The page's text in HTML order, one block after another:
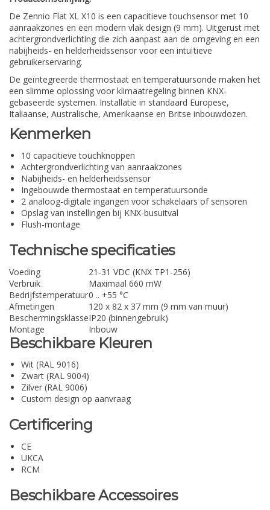
De Zennio Flat XL X10 is een capacitieve touchsensor met 10
aanraakzones en een modern vlak design (9 mm). Uitgerust met
achtergrondverlichting die zich aanpast aan de omgeving en een
nabijheids- en helderheidssensor voor een intuïtieve
gebruikerservaring.
De geïntegreerde thermostaat en temperatuursonde maken het
een slimme oplossing voor klimaatregeling binnen KNX-
gebaseerde systemen. Installatie in standaard Europese,
Italiaanse, Australische, Amerikaanse en Britse inbouwdozen.
Kenmerken
10 capacitieve touchknoppen
Achtergrondverlichting van aanraakzones
Nabijheids- en helderheidssensor
Ingebouwde thermostaat en temperatuursonde
2 analoog-digitale ingangen voor schakelaars of sensoren
Opslag van instellingen bij KNX-busuitval
Flush-montage
Technische specificaties
Voeding
21-31 VDC (KNX TP1-256)
Verbruik
Maximaal 660 mW
Bedrijfstemperatuur0 .. +55 °C
Afmetingen
120 x 82 x 37 mm (9 mm van muur)
BeschermingsklasseIP20 (binnengebruik)
Montage
Inbouw
Beschikbare Kleuren
Wit (RAL 9016)
Zwart (RAL 9004)
Zilver (RAL 9006)
Custom design op aanvraag
Certificering
CE
UKCA
RCM
Beschikbare Accessoires